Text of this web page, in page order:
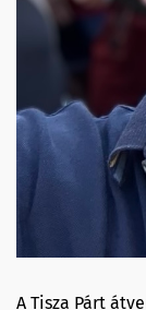
A Tisza Párt